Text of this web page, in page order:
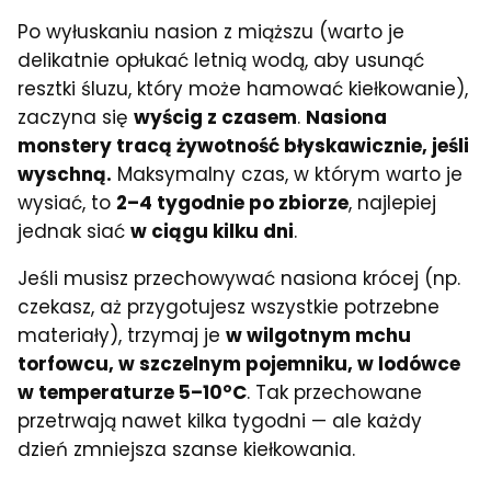
Po wyłuskaniu nasion z miąższu (warto je
delikatnie opłukać letnią wodą, aby usunąć
resztki śluzu, który może hamować kiełkowanie),
zaczyna się wyścig z czasem. Nasiona
monstery tracą żywotność błyskawicznie, jeśli
wyschną. Maksymalny czas, w którym warto je
wysiać, to 2–4 tygodnie po zbiorze, najlepiej
jednak siać w ciągu kilku dni.
Jeśli musisz przechowywać nasiona krócej (np.
czekasz, aż przygotujesz wszystkie potrzebne
materiały), trzymaj je w wilgotnym mchu
torfowcu, w szczelnym pojemniku, w lodówce
w temperaturze 5–10°C. Tak przechowane
przetrwają nawet kilka tygodni — ale każdy
dzień zmniejsza szanse kiełkowania.